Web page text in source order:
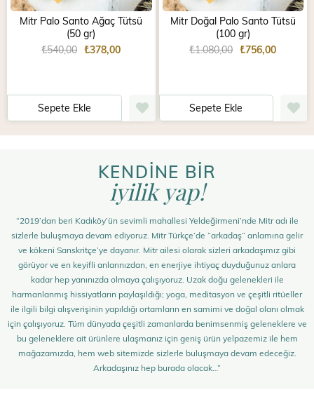
Mitr Palo Santo Ağaç Tütsü
(50 gr)
₺378,00
₺540,00
Sepete Ekle
Mitr Doğal Palo Santo Tütsü
(100 gr)
₺756,00
₺1.080,00
Sepete Ekle
KENDİNE BİR
iyilik yap!
“2019’dan beri Kadıköy’ün sevimli mahallesi Yeldeğirmeni’nde Mitr adı ile
sizlerle buluşmaya devam ediyoruz. Mitr Türkçe’de “arkadaş” anlamına gelir
ve kökeni Sanskritçe’ye dayanır. Mitr ailesi olarak sizleri arkadaşımız gibi
görüyor ve en keyifli anlarınızdan, en enerjiye ihtiyaç duyduğunuz anlara
kadar hep yanınızda olmaya çalışıyoruz. Uzak doğu gelenekleri ile
harmanlanmış hissiyatların paylaşıldığı; yoga, meditasyon ve çeşitli ritüeller
ile ilgili bilgi alışverişinin yapıldığı ortamların en samimi ve doğal olanı olmak
için çalışıyoruz. Tüm dünyada çeşitli zamanlarda benimsenmiş geleneklere ve
bu geleneklere ait ürünlere ulaşmanız için geniş ürün yelpazemiz ile hem
mağazamızda, hem web sitemizde sizlerle buluşmaya devam edeceğiz.
Arkadaşınız hep burada olacak…”